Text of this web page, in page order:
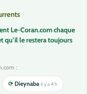
Le-Coran.com chaque
qu’il le restera toujours
:
⟳Dieynaba il y a 4 h